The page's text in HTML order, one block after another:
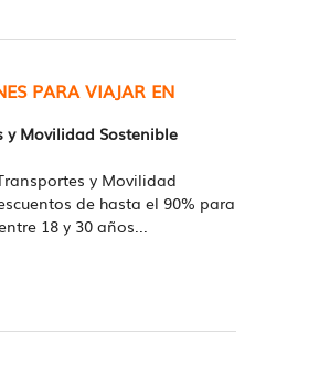
PARA VIAJAR EN
y Movilidad Sostenible
y Movilidad
de hasta el 90% para
18 y 30 años...